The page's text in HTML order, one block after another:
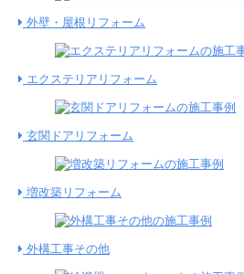
外壁・屋根リフォーム
エクステリアリフォーム
玄関ドアリフォーム
増改築リフォーム
外構工事その他